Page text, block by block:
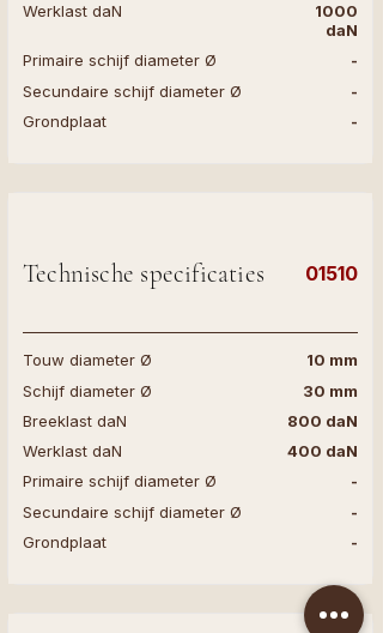
Werklast daN
Primaire schijf diameter Ø
1000
daN
-
Secundaire schijf diameter Ø
Grondplaat
-
-
Technische specificaties 01510
Touw diameter Ø
10 mm
Schijf diameter Ø
30 mm
Breeklast daN
Werklast daN
Primaire schijf diameter Ø
800 daN
400 daN
-
Secundaire schijf diameter Ø
Grondplaat
-
-